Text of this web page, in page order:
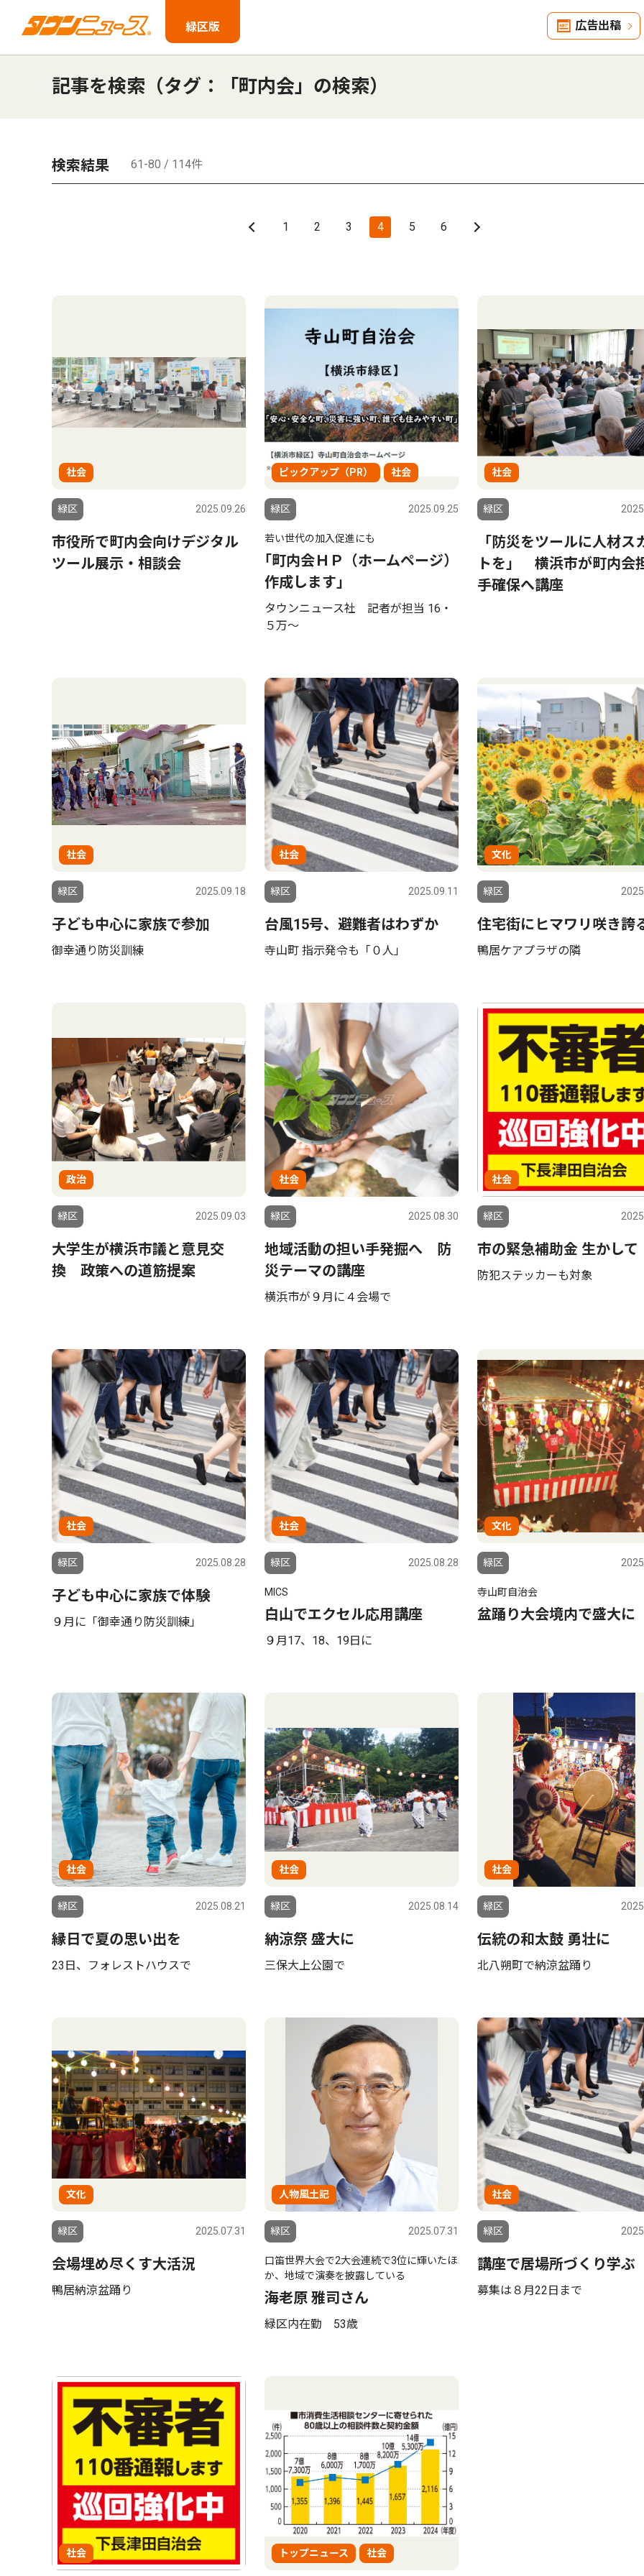
緑区版 広告出稿
記事を検索（タグ：「町内会」の検索）
検索結果 61-80 / 114件
1 2 3 4 5 6
社会
緑区 2025.09.26
市役所で町内会向けデジタル
ツール展示・相談会
ピックアップ（PR） 社会
緑区 2025.09.25
若い世代の加入促進にも
｢町内会ＨＰ（ホームページ）
作成します｣
タウンニュース社 記者が担当 16・
５万〜
社会
緑区
「防災をツールに人材ス
トを」 横浜市が町内会
手確保へ講座
社会
緑区 2025.09.18
子ども中心に家族で参加
御幸通り防災訓練
社会
緑区 2025.09.11
台風15号、避難者はわずか
寺山町 指示発令も「０人」
文化
緑区
住宅街にヒマワリ咲き誇
鴨居ケアプラザの隣
政治
緑区 2025.09.03
大学生が横浜市議と意見交
換 政策への道筋提案
社会
緑区 2025.08.30
地域活動の担い手発掘へ 防
災テーマの講座
横浜市が９月に４会場で
社会
緑区
市の緊急補助金 生かして
防犯ステッカーも対象
社会
緑区 2025.08.28
子ども中心に家族で体験
９月に「御幸通り防災訓練」
社会
緑区 2025.08.28
MICS
白山でエクセル応用講座
９月17、18、19日に
文化
緑区
寺山町自治会
盆踊り大会境内で盛大に
社会
緑区 2025.08.21
縁日で夏の思い出を
23日、フォレストハウスで
社会
緑区 2025.08.14
納涼祭 盛大に
三保大上公園で
社会
緑区
伝統の和太鼓 勇壮に
北八朔町で納涼盆踊り
文化
緑区 2025.07.31
会場埋め尽くす大活況
鴨居納涼盆踊り
人物風土記
緑区 2025.07.31
口笛世界大会で2大会連続で3位に輝いたほ
か、地域で演奏を披露している
海老原 雅司さん
緑区内在勤 53歳
社会
緑区
講座で居場所づくり学ぶ
募集は８月22日まで
社会 トップニュース 社会